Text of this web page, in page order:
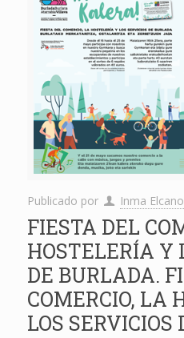
Publicado por Inma Elcano
FIESTA DEL
HOSTELERÍA Y
DE BURLADA.
COMERCIO, LA
LOS